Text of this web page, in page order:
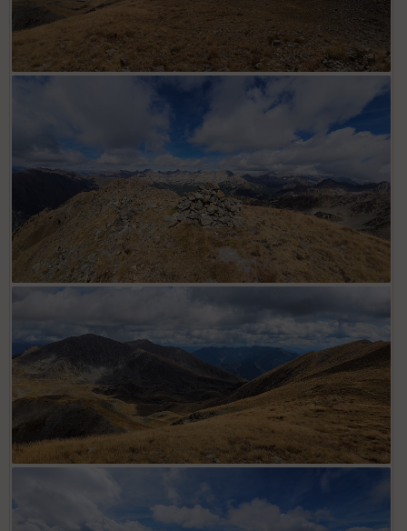
Depuis cime des Lauses, ensemble crête parcourue
depuis Mont Giraud avec lacs des Millefonts à gauche
Depuis cime des Lauses